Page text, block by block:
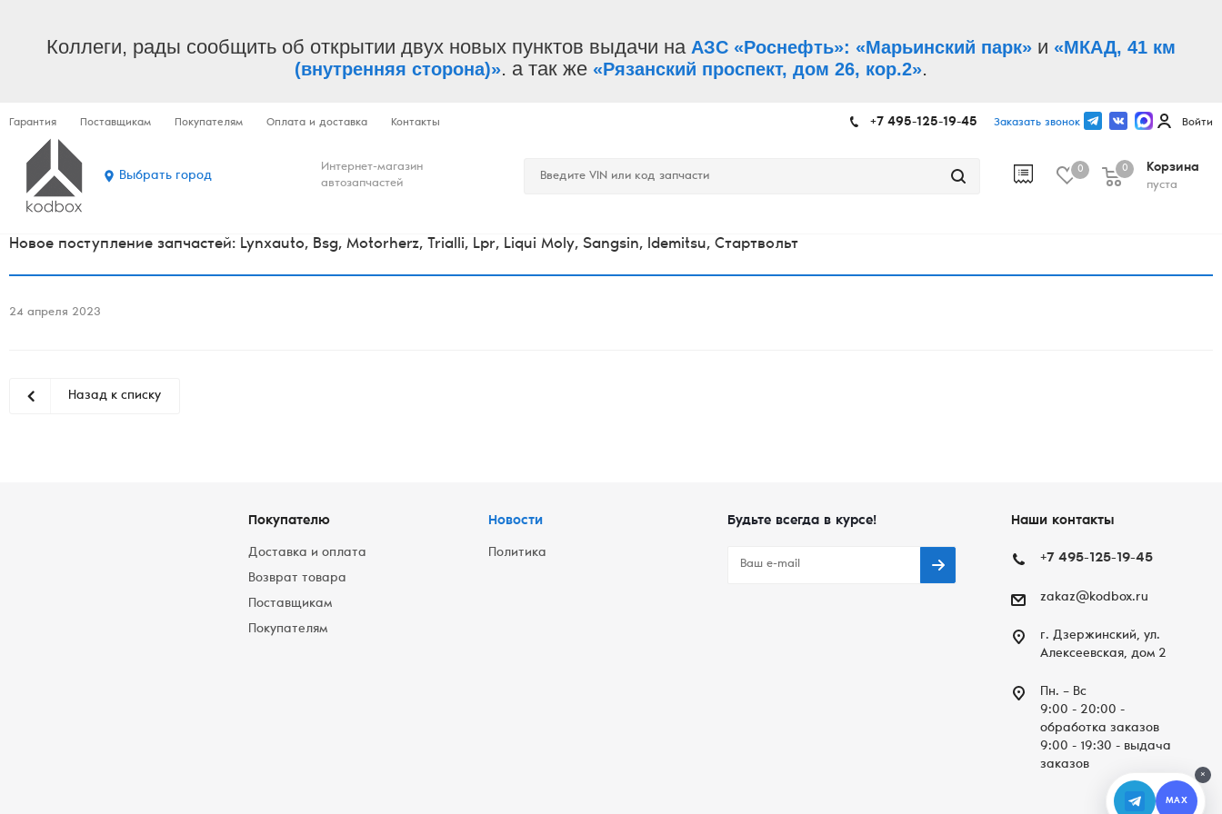
Коллеги, рады сообщить об открытии двух новых пунктов выдачи на АЗС «Роснефть»: «Марьинский парк» и «МКАД, 41 км
(внутренняя сторона)». а так же «Рязанский проспект, дом 26, кор.2».
Гарантия Поставщикам Покупателям Оплата и доставка Контакты +7 495-125-19-45 Заказать звонок Войти
Выбрать город
Интернет-магазин
автозапчастей
0
Корзина
пуста
0
Новое поступление запчастей: Lynxauto, Bsg, Motorherz, Trialli, Lpr, Liqui Moly, Sangsin, Idemitsu, Стартвольт
24 апреля 2023
Назад к списку
Покупателю
Доставка и оплата
Возврат товара
Поставщикам
Покупателям
Новости
Политика
Будьте всегда в курсе! Наши контакты
+7 495-125-19-45
zakaz@kodbox.ru
г. Дзержинский, ул.
Алексеевская, дом 2
Пн. – Вc
9:00 - 20:00 -
обработка заказов
9:00 - 19:30 - выдача
заказов
×
MAX